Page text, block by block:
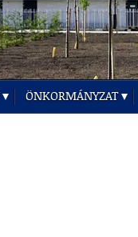
ÖNKORMÁNYZAT